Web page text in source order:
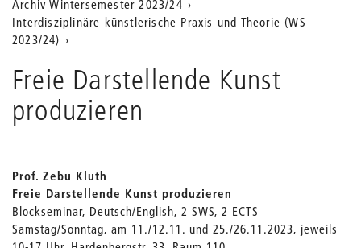
auf
der
Webseite
Archiv Wintersemester 2023/24
Interdisziplinäre künstlerische Praxis und Theorie (WS
2023/24)
Freie Darstellende Kunst
produzieren
Prof. Zebu Kluth
Freie Darstellende Kunst produzieren
Blockseminar, Deutsch/English, 2 SWS, 2 ECTS
Samstag/Sonntag, am 11./12.11. und 25./26.11.2023, jeweils